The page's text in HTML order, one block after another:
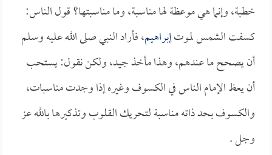
خطبة، وإنما هي موعظة لها مناسبة، وما مناسبتها؟ قول الناس:
كسفت الشمس لموتإبراهيم، فأراد النبي صلى الله عليه وسلم
أن يصحح ما عندهم، وهذا مأخذ جيد، ولكن نقول: يستحب
أن يعظ الإمام الناس في الكسوف وغيره إذا وجدت مناسبات،
والكسوف بحد ذاته مناسبة لتحريك القلوب وتذكيرها بالله عز
وجل .